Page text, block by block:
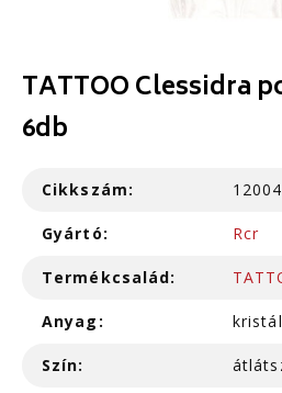
TATTOO Clessidra
6db
Cikkszám:
Gyártó: Rcr
Termékcsalád:
Anyag:
Szín: